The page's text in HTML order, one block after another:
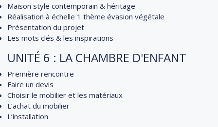
Maison style contemporain & héritage
Réalisation à échelle 1 thème évasion végétale
Présentation du projet
Les mots clés & les inspirations
UNITÉ 6 : LA CHAMBRE D'ENFANT
Première rencontre
Faire un devis
Choisir le mobilier et les matériaux
L’achat du mobilier
L’installation